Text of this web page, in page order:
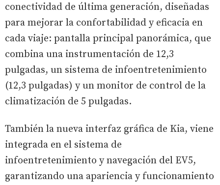
conectividad de última generación, diseñadas
para mejorar la confortabilidad y eficacia en
cada viaje: pantalla principal panorámica, que
combina una instrumentación de 12,3
pulgadas, un sistema de infoentretenimiento
(12,3 pulgadas) y un monitor de control de la
climatización de 5 pulgadas.
También la nueva interfaz gráfica de Kia, viene
integrada en el sistema de
infoentretenimiento y navegación del EV5,
garantizando una apariencia y funcionamiento